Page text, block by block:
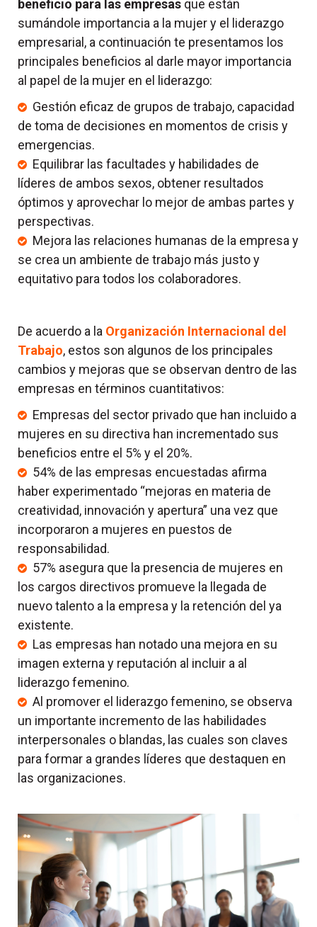
beneficio para las empresas que están
sumándole importancia a la mujer y el liderazgo
empresarial, a continuación te presentamos los
principales beneficios al darle mayor importancia
al papel de la mujer en el liderazgo:
Gestión eficaz de grupos de trabajo, capacidad
de toma de decisiones en momentos de crisis y
emergencias.
Equilibrar las facultades y habilidades de
líderes de ambos sexos, obtener resultados
óptimos y aprovechar lo mejor de ambas partes y
perspectivas.
Mejora las relaciones humanas de la empresa y
se crea un ambiente de trabajo más justo y
equitativo para todos los colaboradores.
De acuerdo a la Organización Internacional del
Trabajo, estos son algunos de los principales
cambios y mejoras que se observan dentro de las
empresas en términos cuantitativos:
Empresas del sector privado que han incluido a
mujeres en su directiva han incrementado sus
beneficios entre el 5% y el 20%.
54% de las empresas encuestadas afirma
haber experimentado “mejoras en materia de
creatividad, innovación y apertura” una vez que
incorporaron a mujeres en puestos de
responsabilidad.
57% asegura que la presencia de mujeres en
los cargos directivos promueve la llegada de
nuevo talento a la empresa y la retención del ya
existente.
Las empresas han notado una mejora en su
imagen externa y reputación al incluir a al
liderazgo femenino.
Al promover el liderazgo femenino, se observa
un importante incremento de las habilidades
interpersonales o blandas, las cuales son claves
para formar a grandes líderes que destaquen en
las organizaciones.